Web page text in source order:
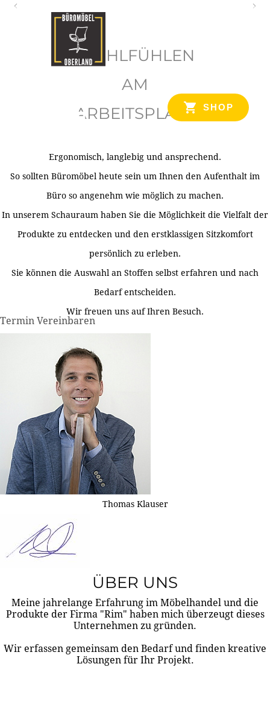
SHOP
WOHLFÜHLEN
AM
ARBEITSPLATZ
Ergonomisch, langlebig und ansprechend.
So sollten Büromöbel heute sein um Ihnen den Aufenthalt im
Büro so angenehm wie möglich zu machen.
In unserem Schauraum haben Sie die Möglichkeit die Vielfalt der
Produkte zu entdecken und den erstklassigen Sitzkomfort
persönlich zu erleben.
Sie können die Auswahl an Stoffen selbst erfahren und nach
Bedarf entscheiden.
Wir freuen uns auf Ihren Besuch.
Termin Vereinbaren
Thomas Klauser
ÜBER UNS
Meine jahrelange Erfahrung im Möbelhandel und die
Produkte der Firma "Rim" haben mich überzeugt dieses
Unternehmen zu gründen.
Wir erfassen gemeinsam den Bedarf und finden kreative
Lösungen für Ihr Projekt.